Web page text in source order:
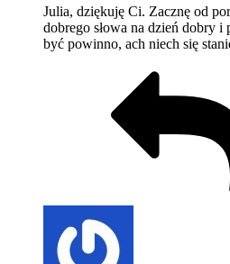
Julia, dziękuję Ci. Zacznę od
dobrego słowa na dzień dobry
być powinno, ach niech się